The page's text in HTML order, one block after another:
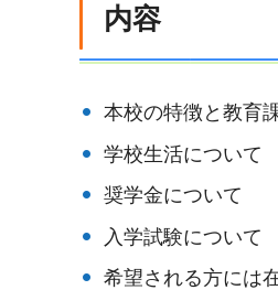
内容
本校の特徴と教育
学校生活について
奨学金について
入学試験について
希望される方には